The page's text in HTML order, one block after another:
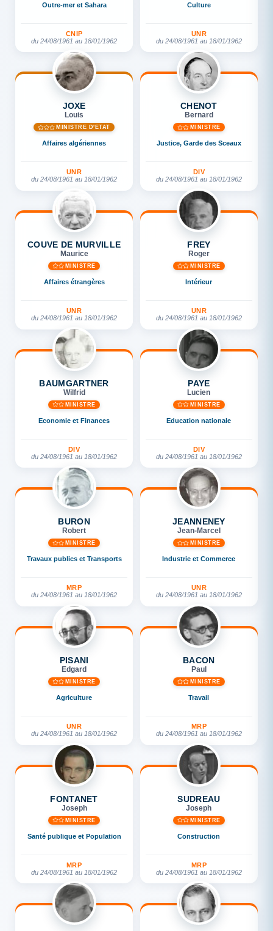
Outre-mer et Sahara
CNIP
du 24/08/1961 au 18/01/1962
Culture
UNR
du 24/08/1961 au 18/01/1962
JOXE
Louis
MINISTRE D'ETAT
Affaires algériennes
UNR
du 24/08/1961 au 18/01/1962
CHENOT
Bernard
MINISTRE
Justice, Garde des Sceaux
DIV
du 24/08/1961 au 18/01/1962
COUVE DE MURVILLE
Maurice
MINISTRE
Affaires étrangères
UNR
du 24/08/1961 au 18/01/1962
FREY
Roger
MINISTRE
Intérieur
UNR
du 24/08/1961 au 18/01/1962
BAUMGARTNER
Wilfrid
MINISTRE
Economie et Finances
DIV
du 24/08/1961 au 18/01/1962
PAYE
Lucien
MINISTRE
Education nationale
DIV
du 24/08/1961 au 18/01/1962
BURON
Robert
MINISTRE
Travaux publics et Transports
MRP
du 24/08/1961 au 18/01/1962
JEANNENEY
Jean-Marcel
MINISTRE
Industrie et Commerce
UNR
du 24/08/1961 au 18/01/1962
PISANI
Edgard
MINISTRE
Agriculture
UNR
du 24/08/1961 au 18/01/1962
BACON
Paul
MINISTRE
Travail
MRP
du 24/08/1961 au 18/01/1962
FONTANET
Joseph
MINISTRE
Santé publique et Population
MRP
du 24/08/1961 au 18/01/1962
SUDREAU
Joseph
MINISTRE
Construction
MRP
du 24/08/1961 au 18/01/1962